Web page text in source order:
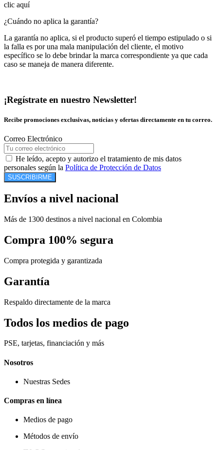
clic aquí
¿Cuándo no aplica la garantía?
La garantía no aplica, si el producto superó el tiempo estipulado o si
la falla es por una mala manipulación del cliente, el motivo
específico se lo debe brindar la marca correspondiente ya que cada
caso se maneja de manera diferente.
¡Regístrate en nuestro Newsletter!
Recibe promociones exclusivas, noticias y ofertas directamente en tu correo.
Correo Electrónico
He leído, acepto y autorizo el tratamiento de mis datos
personales según la Política de Protección de Datos
SUSCRIBIRME
Envíos a nivel nacional
Más de 1300 destinos a nivel nacional en Colombia
Compra 100% segura
Compra protegida y garantizada
Garantía
Respaldo directamente de la marca
Todos los medios de pago
PSE, tarjetas, financiación y más
Nosotros
Nuestras Sedes
Compras en línea
Medios de pago
Métodos de envío